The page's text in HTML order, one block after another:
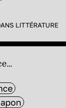
LITTÉRATURE